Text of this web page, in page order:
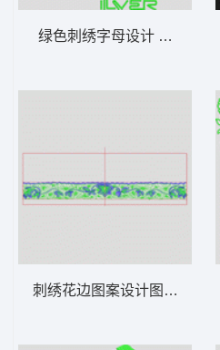
绿色刺绣字母设计 它它米抽
刺绣花边图案设计图 单针曲